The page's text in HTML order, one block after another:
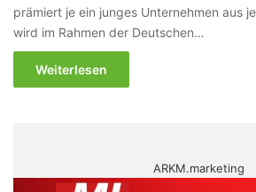
prämiert je ein junges Unternehmen aus
wird im Rahmen der Deutschen…
Weiterlesen
ARKM.marketing